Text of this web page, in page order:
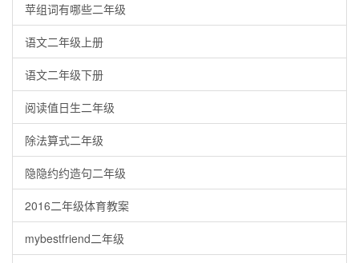
苹组词有哪些二年级
语文二年级上册
语文二年级下册
阅读值日生二年级
除法算式二年级
隐隐约约造句二年级
2016二年级体育教案
mybestfriend二年级